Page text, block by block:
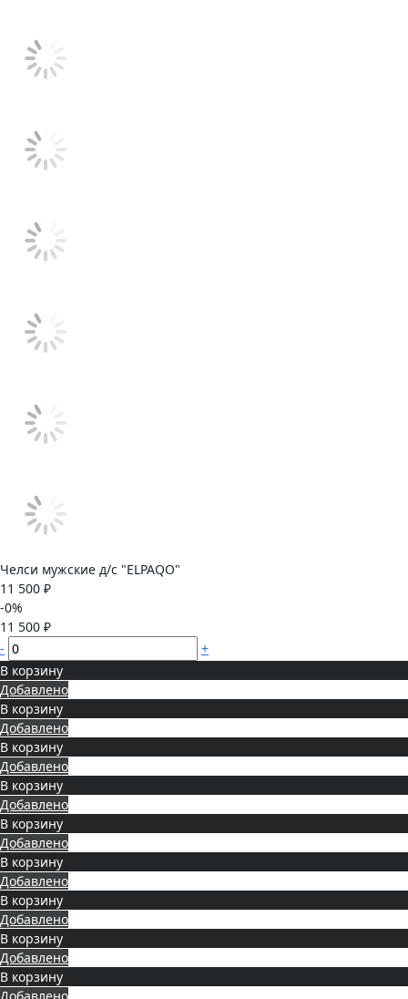
Челси мужские д/с "ELPAQO"
11 500 ₽
-0%
11 500 ₽
-
+
В корзину
Добавлено
В корзину
Добавлено
В корзину
Добавлено
В корзину
Добавлено
В корзину
Добавлено
В корзину
Добавлено
В корзину
Добавлено
В корзину
Добавлено
В корзину